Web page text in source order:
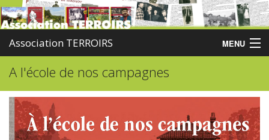
Association TERROIRS MENU
Accueil
Activités
Publications
A l'école de nos campagnes